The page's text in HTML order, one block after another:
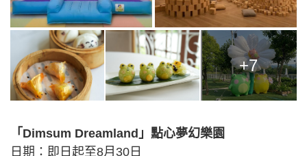
+7
「Dimsum Dreamland」點心夢幻樂園
日期：即日起至8月30日